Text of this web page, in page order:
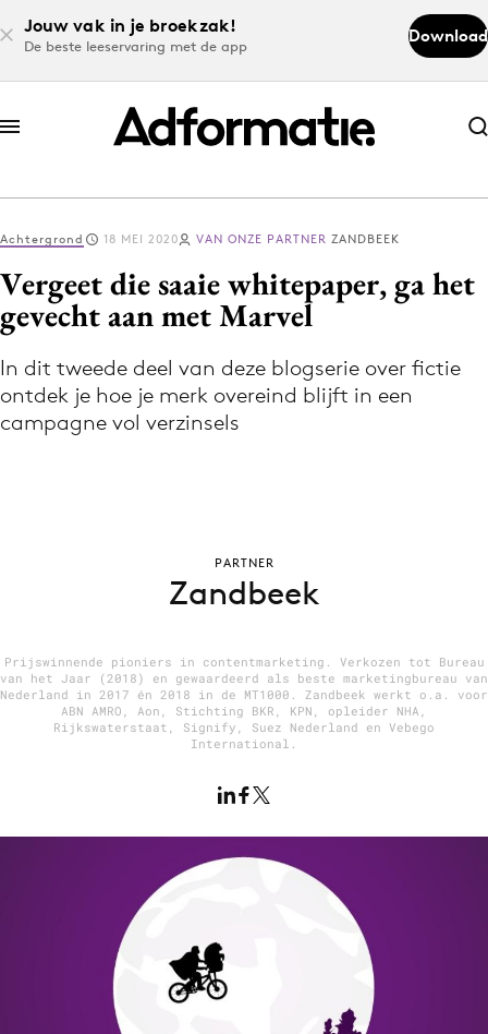
Jouw vak in je broekzak!
De beste leeservaring met de app
Download
Abonneer nu
Abonneer nu
Log in
Volg het laatste nieuws via de Adformatie
Nieuws app
12 nov: MarketingLive!
Adverteren
Artificial Intelligence
Achtergrond 18 MEI 2020 VAN ONZE PARTNER ZANDBEEK
Vergeet die saaie whitepaper, ga het
gevecht aan met Marvel
In dit tweede deel van deze blogserie over fictie
ontdek je hoe je merk overeind blijft in een
campagne vol verzinsels
PARTNER
Zandbeek
Prijswinnende pioniers in contentmarketing. Verkozen tot Bureau
van het Jaar (2018) en gewaardeerd als beste marketingbureau van
Nederland in 2017 én 2018 in de MT1000. Zandbeek werkt o.a. voor
ABN AMRO, Aon, Stichting BKR, KPN, opleider NHA,
Rijkswaterstaat, Signify, Suez Nederland en Vebego
International.